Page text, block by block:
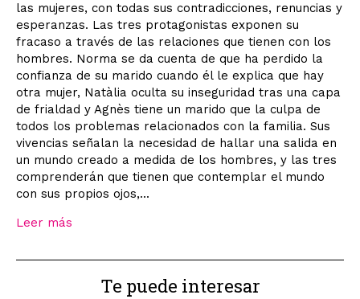
las mujeres, con todas sus contradicciones, renuncias y
esperanzas. Las tres protagonistas exponen su
fracaso a través de las relaciones que tienen con los
hombres. Norma se da cuenta de que ha perdido la
confianza de su marido cuando él le explica que hay
otra mujer, Natàlia oculta su inseguridad tras una capa
de frialdad y Agnès tiene un marido que la culpa de
todos los problemas relacionados con la familia. Sus
vivencias señalan la necesidad de hallar una salida en
un mundo creado a medida de los hombres, y las tres
comprenderán que tienen que contemplar el mundo
con sus propios ojos,...
Leer más
Te puede interesar